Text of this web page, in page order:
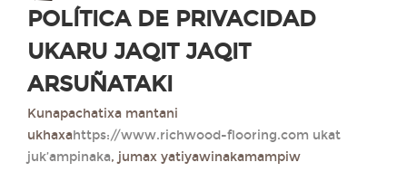
POLÍTICA DE PRIVACIDAD
UKARU JAQIT JAQIT
ARSUÑATAKI
Kunapachatixa mantani
ukhaxahttps://www.richwood-flooring.com ukat
juk’ampinaka, jumax yatiyawinakamampiw